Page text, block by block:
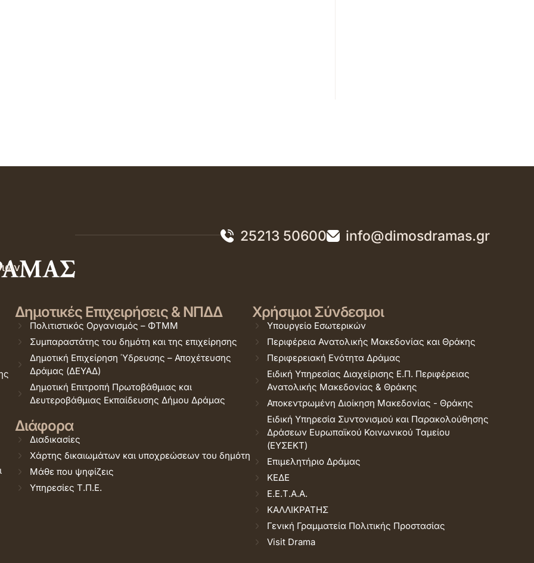
25213 50600 info@dimosdramas.gr
Δημοτικές Επιχειρήσεις & ΝΠΔΔ
Πολιτιστικός Οργανισμός – ΦΤΜΜ
Συμπαραστάτης του δημότη και της επιχείρησης
Δημοτική Επιχείρηση Ύδρευσης – Αποχέτευσης
Δράμας (ΔΕΥΑΔ)
Δημοτική Επιτροπή Πρωτοβάθμιας και
Δευτεροβάθμιας Εκπαίδευσης Δήμου Δράμας
Διάφορα
Διαδικασίες
Χάρτης δικαιωμάτων και υποχρεώσεων του δημότη
Μάθε που ψηφίζεις
Υπηρεσίες Τ.Π.Ε.
Χρήσιμοι Σύνδεσμοι
Υπουργείο Εσωτερικών
Περιφέρεια Ανατολικής Μακεδονίας και Θράκης
Περιφερειακή Ενότητα Δράμας
Ειδική Υπηρεσίας Διαχείρισης Ε.Π. Περιφέρειας
Ανατολικής Μακεδονίας & Θράκης
Αποκεντρωμένη Διοίκηση Μακεδονίας - Θράκης
Ειδική Υπηρεσία Συντονισμού και Παρακολούθησης
Δράσεων Ευρωπαϊκού Κοινωνικού Ταμείου
(ΕΥΣΕΚΤ)
Επιμελητήριο Δράμας
ΚΕΔΕ
Ε.Ε.Τ.Α.Α.
ΚΑΛΛΙΚΡΑΤΗΣ
Γενική Γραμματεία Πολιτικής Προστασίας
Visit Drama